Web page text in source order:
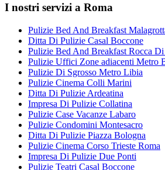
I nostri servizi a Roma
Pulizie Bed And Breakfast
Ditta Di Pulizie Casal Boccone
Pulizie Bed And Breakfast Rocca Di
Pulizie Uffici Zone adiacenti Metro
Pulizie Di Sgrosso Metro Libia
Pulizie Cinema Colli Marini
Ditta Di Pulizie Ardeatina
Impresa Di Pulizie Collatina
Pulizie Case Vacanze Labaro
Pulizie Condomini Montesacro
Ditta Di Pulizie Piazza Bologna
Pulizie Cinema Corso Trieste Roma
Impresa Di Pulizie Due Ponti
Pulizie Teatri Casal Boccone